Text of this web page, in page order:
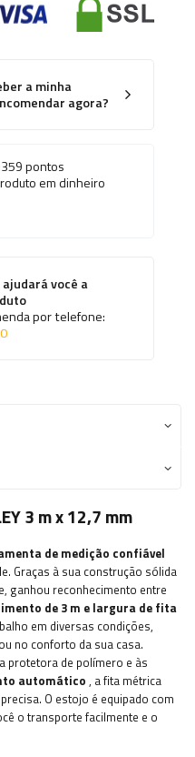
a minha
agora?
359pontos
em dinheiro
você a
por telefone:
3 m x 12,7 mm
de medição confiável
Graças à sua construção sólida
ganhou reconhecimento entre
de 3 m e largura de fita
em diversas condições,
no conforto da sua casa.
protetora de polímero e às
automático , a fita métrica
O estojo é equipado com
o transporte facilmente e o